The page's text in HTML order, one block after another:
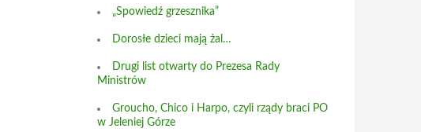
„Spowiedź grzesznika”
Dorosłe dzieci mają żal…
Drugi list otwarty do Prezesa Rady
Ministrów
Groucho, Chico i Harpo, czyli rządy braci PO
w Jeleniej Górze